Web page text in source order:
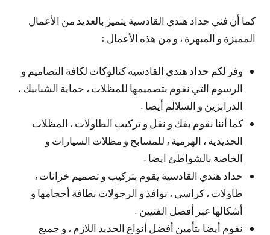
كما أن فني حداد هندي القادسية يتميز بالعديد من الأعمال
المميزة و المبهرة ، و من هذه الأعمال :
وفر لكم حداد هندي القادسية كتالوكات لكافة التصاميم و
الرسوم التي نقوم بتصميمها للمظلات ، حماية الشبابيك ،
الدرابزين و السلالم أيضا .
كما أننا نقوم بفك و نقل و تركيب الطاولات ، المظلات
الحديدية ، الهرمية ، للمسابح و مظلات السيارات و
الخاصة بالشواطئ ايضا .
حداد هندي القادسية يقوم بتركيب و تصميم خزانات ،
طاولات ، كراسي ، نوافذ و الرجولات بطافة أحجامها و
أشكالها عبر أفضل الفنيين .
نقوم أيضا بتأمين أفضل أنواع الحديد اللازم ، و جميع